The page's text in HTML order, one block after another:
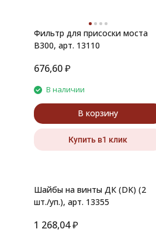
Фильтр для присоски моста
В300, арт. 13110
676,60 ₽
В наличии
В корзину
Купить в1 клик
Шайбы на винты ДК (DK) (2
шт./уп.), арт. 13355
1 268,04 ₽